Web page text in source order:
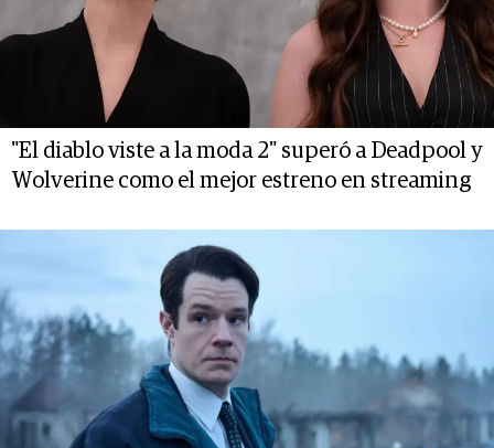
"El diablo viste a la moda 2" superó a Deadpool y
Wolverine como el mejor estreno en streaming